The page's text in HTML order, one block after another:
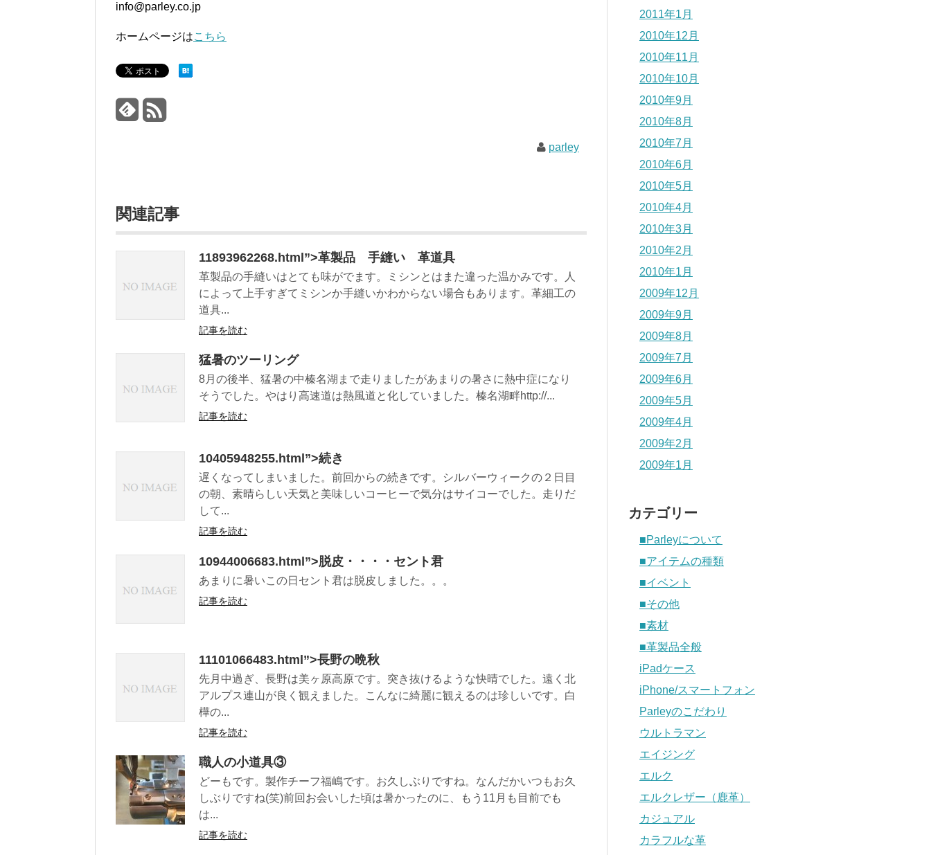
info@parley.co.jp
ホームページはこちら
parley
関連記事
11893962268.html”>革製品 手縫い 革道具
革製品の手縫いはとても味がでます。ミシンとはまた違った温かみです。人
によって上手すぎてミシンか手縫いかわからない場合もあります。革細工の
道具...
記事を読む
猛暑のツーリング
8月の後半、猛暑の中榛名湖まで走りましたがあまりの暑さに熱中症になり
そうでした。やはり高速道は熱風道と化していました。榛名湖畔http://...
記事を読む
10405948255.html”>続き
遅くなってしまいました。前回からの続きです。シルバーウィークの２日目
の朝、素晴らしい天気と美味しいコーヒーで気分はサイコーでした。走りだ
して...
記事を読む
10944006683.html”>脱皮・・・・セント君
あまりに暑いこの日セント君は脱皮しました。。。
記事を読む
11101066483.html”>長野の晩秋
先月中過ぎ、長野は美ヶ原高原です。突き抜けるような快晴でした。遠く北
アルプス連山が良く観えました。こんなに綺麗に観えるのは珍しいです。白
樺の...
記事を読む
職人の小道具③
どーもです。製作チーフ福嶋です。お久しぶりですね。なんだかいつもお久
しぶりですね(笑)前回お会いした頃は暑かったのに、もう11月も目前でも
は...
記事を読む
2011年1月
2010年12月
2010年11月
2010年10月
2010年9月
2010年8月
2010年7月
2010年6月
2010年5月
2010年4月
2010年3月
2010年2月
2010年1月
2009年12月
2009年9月
2009年8月
2009年7月
2009年6月
2009年5月
2009年4月
2009年2月
2009年1月
カテゴリー
■Parleyについて
■アイテムの種類
■イベント
■その他
■素材
■革製品全般
iPadケース
iPhone/スマートフォン
Parleyのこだわり
ウルトラマン
エイジング
エルク
エルクレザー（鹿革）
カジュアル
カラフルな革